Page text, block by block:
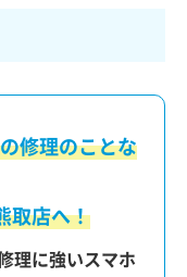
修理のことな
取店へ！
理に強いスマホ